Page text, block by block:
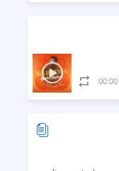
00:00